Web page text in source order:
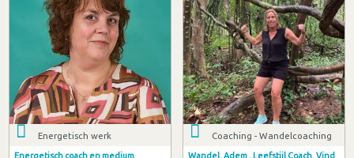
Energetisch werk
Energetisch coach en medium
Coaching - Wandelcoaching
Wandel, Adem , Leefstijl Coach. Vind